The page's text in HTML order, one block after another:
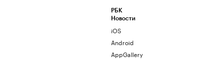
РБК
Новости
iOS
Android
AppGallery